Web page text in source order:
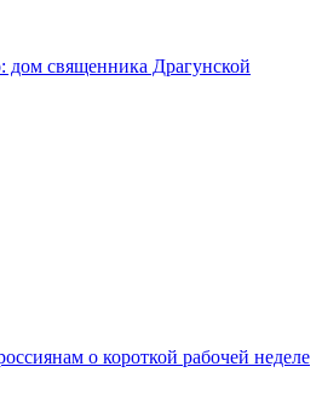
дом священника Драгунской
о короткой рабочей неделе